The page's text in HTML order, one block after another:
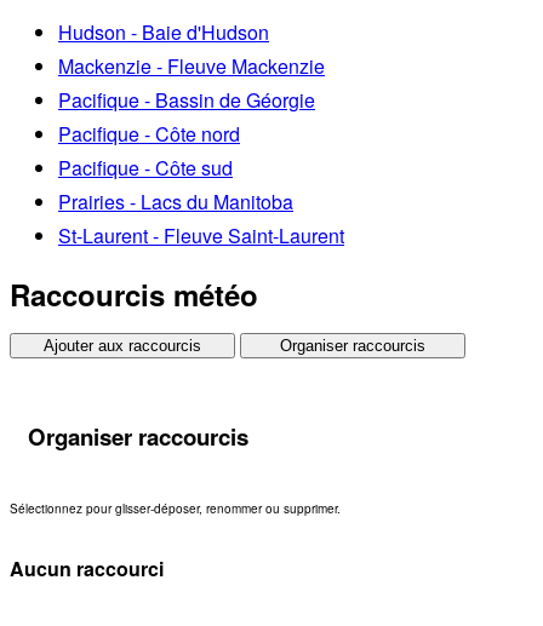
Hudson - Baie d'Hudson
Mackenzie - Fleuve Mackenzie
Pacifique - Bassin de Géorgie
Pacifique - Côte nord
Pacifique - Côte sud
Prairies - Lacs du Manitoba
St-Laurent - Fleuve Saint-Laurent
Raccourcis météo
Ajouter aux raccourcis Organiser raccourcis
Organiser raccourcis
Sélectionnez pour glisser-déposer, renommer ou supprimer.
Aucun raccourci